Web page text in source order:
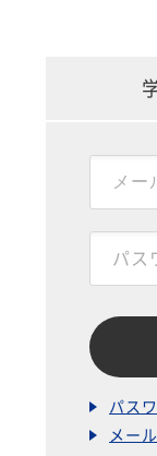
パス
メー